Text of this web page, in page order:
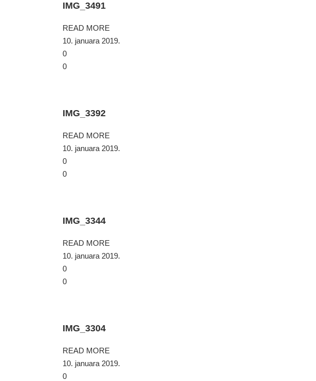
IMG_3491
READ MORE
10. januara 2019.
0
0
IMG_3392
READ MORE
10. januara 2019.
0
0
IMG_3344
READ MORE
10. januara 2019.
0
0
IMG_3304
READ MORE
10. januara 2019.
0